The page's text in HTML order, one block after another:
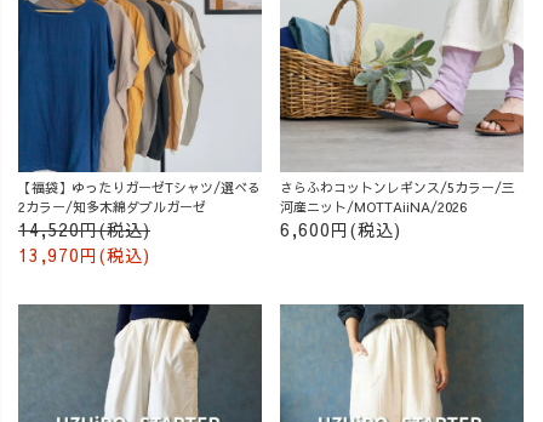
【福袋】ゆったりガーゼTシャツ/選べる
2カラー/知多木綿ダブルガーゼ
14,520円(税込)
13,970円(税込)
さらふわコットンレギンス/5カラー/三
河産ニット/MOTTAiiNA/2026
6,600円(税込)